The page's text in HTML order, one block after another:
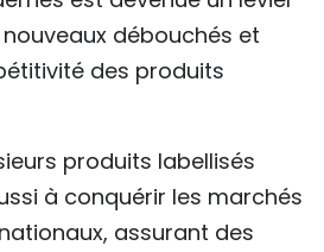
débouchés et
des produits
produits labellisés
à conquérir les marchés
assurant des